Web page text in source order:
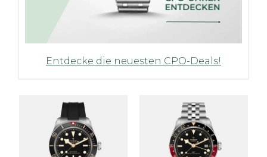
Entdecke die neuesten CPO-Deals!